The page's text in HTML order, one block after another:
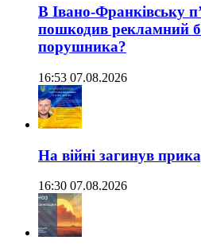
В Івано-Франківську
пошкодив рекламний
порушника?
16:53 07.08.2026
На війні загинув
16:30 07.08.2026